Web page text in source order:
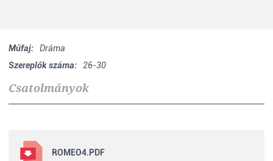
Műfaj:
Dráma
Szereplők száma:
26-30
Csatolmányok
ROMEO4.PDF